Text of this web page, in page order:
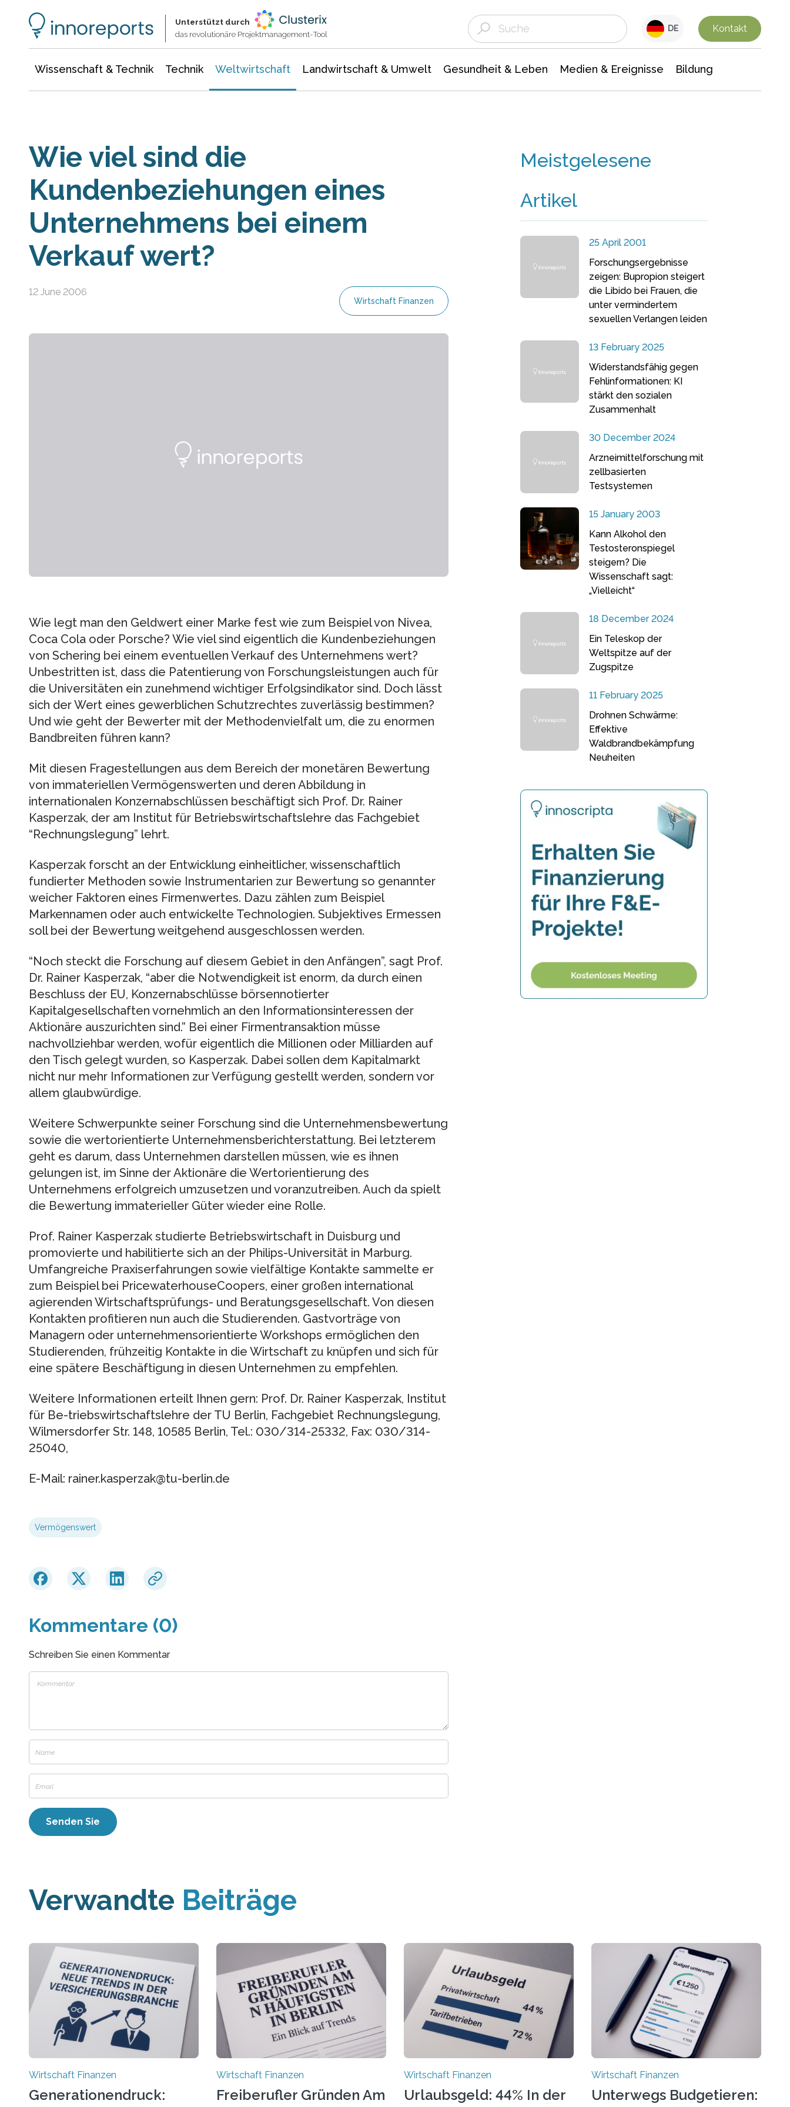
Unterstützt durch
das revolutionäre Projektmanagement-Tool
DE Kontakt
Wissenschaft & Technik Technik Weltwirtschaft Landwirtschaft & Umwelt Gesundheit & Leben Medien & Ereignisse Bildung
Wie viel sind die
Kundenbeziehungen eines
Unternehmens bei einem
Verkauf wert?
12 June 2006
Wirtschaft Finanzen
Wie legt man den Geldwert einer Marke fest wie zum Beispiel von Nivea,
Coca Cola oder Porsche? Wie viel sind eigentlich die Kundenbeziehungen
von Schering bei einem eventuellen Verkauf des Unternehmens wert?
Unbestritten ist, dass die Patentierung von Forschungsleistungen auch für
die Universitäten ein zunehmend wichtiger Erfolgsindikator sind. Doch lässt
sich der Wert eines gewerblichen Schutzrechtes zuverlässig bestimmen?
Und wie geht der Bewerter mit der Methodenvielfalt um, die zu enormen
Bandbreiten führen kann?
Mit diesen Fragestellungen aus dem Bereich der monetären Bewertung
von immateriellen Vermögenswerten und deren Abbildung in
internationalen Konzernabschlüssen beschäftigt sich Prof. Dr. Rainer
Kasperzak, der am Institut für Betriebswirtschaftslehre das Fachgebiet
“Rechnungslegung” lehrt.
Kasperzak forscht an der Entwicklung einheitlicher, wissenschaftlich
fundierter Methoden sowie Instrumentarien zur Bewertung so genannter
weicher Faktoren eines Firmenwertes. Dazu zählen zum Beispiel
Markennamen oder auch entwickelte Technologien. Subjektives Ermessen
soll bei der Bewertung weitgehend ausgeschlossen werden.
“Noch steckt die Forschung auf diesem Gebiet in den Anfängen”, sagt Prof.
Dr. Rainer Kasperzak, “aber die Notwendigkeit ist enorm, da durch einen
Beschluss der EU, Konzernabschlüsse börsennotierter
Kapitalgesellschaften vornehmlich an den Informationsinteressen der
Aktionäre auszurichten sind.” Bei einer Firmentransaktion müsse
nachvollziehbar werden, wofür eigentlich die Millionen oder Milliarden auf
den Tisch gelegt wurden, so Kasperzak. Dabei sollen dem Kapitalmarkt
nicht nur mehr Informationen zur Verfügung gestellt werden, sondern vor
allem glaubwürdige.
Weitere Schwerpunkte seiner Forschung sind die Unternehmensbewertung
sowie die wertorientierte Unternehmensberichterstattung. Bei letzterem
geht es darum, dass Unternehmen darstellen müssen, wie es ihnen
gelungen ist, im Sinne der Aktionäre die Wertorientierung des
Unternehmens erfolgreich umzusetzen und voranzutreiben. Auch da spielt
die Bewertung immaterieller Güter wieder eine Rolle.
Prof. Rainer Kasperzak studierte Betriebswirtschaft in Duisburg und
promovierte und habilitierte sich an der Philips-Universität in Marburg.
Umfangreiche Praxiserfahrungen sowie vielfältige Kontakte sammelte er
zum Beispiel bei PricewaterhouseCoopers, einer großen international
agierenden Wirtschaftsprüfungs- und Beratungsgesellschaft. Von diesen
Kontakten profitieren nun auch die Studierenden. Gastvorträge von
Managern oder unternehmensorientierte Workshops ermöglichen den
Studierenden, frühzeitig Kontakte in die Wirtschaft zu knüpfen und sich für
eine spätere Beschäftigung in diesen Unternehmen zu empfehlen.
Weitere Informationen erteilt Ihnen gern: Prof. Dr. Rainer Kasperzak, Institut
für Be-triebswirtschaftslehre der TU Berlin, Fachgebiet Rechnungslegung,
Wilmersdorfer Str. 148, 10585 Berlin, Tel.: 030/314-25332, Fax: 030/314-
25040,
E-Mail: rainer.kasperzak@tu-berlin.de
Vermögenswert
Kommentare (0)
Schreiben Sie einen Kommentar
Meistgelesene
Artikel
25 April 2001
Forschungsergebnisse
zeigen: Bupropion steigert
die Libido bei Frauen, die
unter vermindertem
sexuellen Verlangen leiden
13 February 2025
Widerstandsfähig gegen
Fehlinformationen: KI
stärkt den sozialen
Zusammenhalt
30 December 2024
Arzneimittelforschung mit
zellbasierten
Testsystemen
15 January 2003
Kann Alkohol den
Testosteronspiegel
steigern? Die
Wissenschaft sagt:
„Vielleicht“
18 December 2024
Ein Teleskop der
Weltspitze auf der
Zugspitze
11 February 2025
Drohnen Schwärme:
Effektive
Waldbrandbekämpfung
Neuheiten
Verwandte Beiträge
Wirtschaft Finanzen
Generationendruck:
Wirtschaft Finanzen
Freiberufler Gründen Am
Wirtschaft Finanzen
Urlaubsgeld: 44% In der
Wirtschaft Finanzen
Unterwegs Budgetieren: